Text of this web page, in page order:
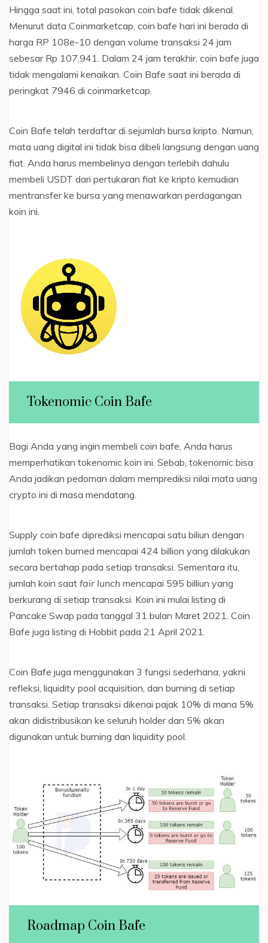
Hingga saat ini, total pasokan coin bafe tidak dikenal.
Menurut data Coinmarketcap, coin bafe hari ini berada di
harga RP 108e-10 dengan volume transaksi 24 jam
sebesar Rp 107,941. Dalam 24 jam terakhir, coin bafe juga
tidak mengalami kenaikan. Coin Bafe saat ini berada di
peringkat 7946 di coinmarketcap.
Coin Bafe telah terdaftar di sejumlah bursa kripto. Namun,
mata uang digital ini tidak bisa dibeli langsung dengan uang
fiat. Anda harus membelinya dengan terlebih dahulu
membeli USDT dari pertukaran fiat ke kripto kemudian
mentransfer ke bursa yang menawarkan perdagangan
koin ini.
Tokenomic Coin Bafe
Bagi Anda yang ingin membeli coin bafe, Anda harus
memperhatikan tokenomic koin ini. Sebab, tokenomic bisa
Anda jadikan pedoman dalam memprediksi nilai mata uang
crypto ini di masa mendatang.
Supply coin bafe diprediksi mencapai satu biliun dengan
jumlah token burned mencapai 424 billion yang dilakukan
secara bertahap pada setiap transaksi. Sementara itu,
jumlah koin saat fair lunch mencapai 595 billiun yang
berkurang di setiap transaksi. Koin ini mulai listing di
Pancake Swap pada tanggal 31 bulan Maret 2021. Coin
Bafe juga listing di Hobbit pada 21 April 2021.
Coin Bafe juga menggunakan 3 fungsi sederhana, yakni
refleksi, liquidity pool acquisition, dan burning di setiap
transaksi. Setiap transaksi dikenai pajak 10% di mana 5%
akan didistribusikan ke seluruh holder dan 5% akan
digunakan untuk burning dan liquidity pool.
Roadmap Coin Bafe